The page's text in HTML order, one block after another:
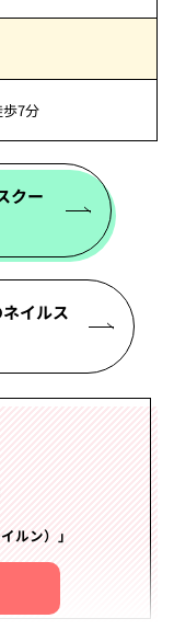
7分
クー
イルス
ルン）」